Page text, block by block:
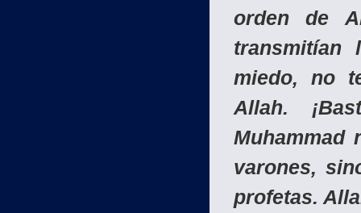
orden de
miedo, no
Allah.
Muhammad
varones,
profetas.